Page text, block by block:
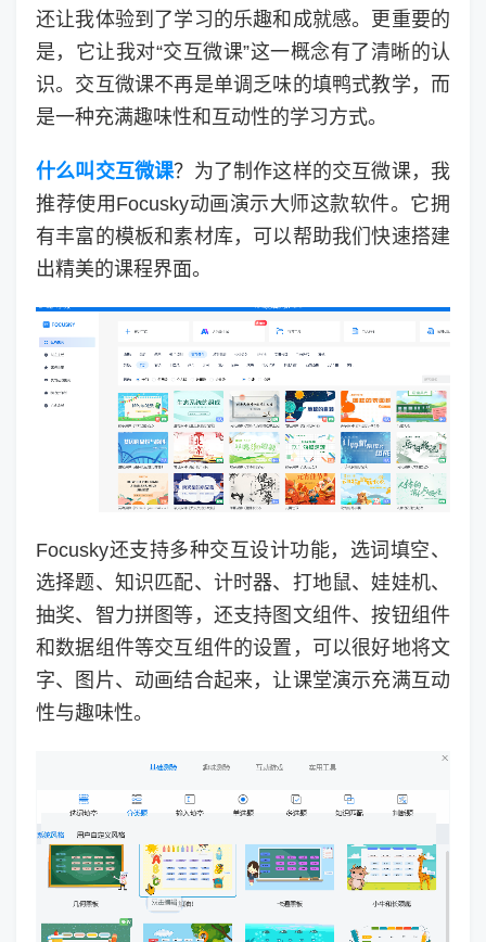
还让我体验到了学习的乐趣和成就感。更重要的
是，它让我对“交互微课”这一概念有了清晰的认
识。交互微课不再是单调乏味的填鸭式教学，而
是一种充满趣味性和互动性的学习方式。
什么叫交互微课？为了制作这样的交互微课，我
推荐使用Focusky动画演示大师这款软件。它拥
有丰富的模板和素材库，可以帮助我们快速搭建
出精美的课程界面。
Focusky还支持多种交互设计功能，选词填空、
选择题、知识匹配、计时器、打地鼠、娃娃机、
抽奖、智力拼图等，还支持图文组件、按钮组件
和数据组件等交互组件的设置，可以很好地将文
字、图片、动画结合起来，让课堂演示充满互动
性与趣味性。